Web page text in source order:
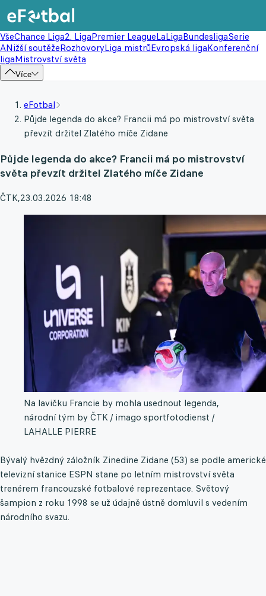
VšeChance Liga2. LigaPremier LeagueLaLigaBundesligaSerie
ANižší soutěžeRozhovoryLiga mistrůEvropská ligaKonferenční
ligaMistrovství světa
Více
eFotbal
Půjde legenda do akce? Francii má po mistrovství světa
převzít držitel Zlatého míče Zidane
Půjde legenda do akce? Francii má po mistrovství
světa převzít držitel Zlatého míče Zidane
ČTK,23.03.2026 18:48
Na lavičku Francie by mohla usednout legenda,
národní tým by ČTK / imago sportfotodienst /
LAHALLE PIERRE
Bývalý hvězdný záložník Zinedine Zidane (53) se podle americké
televizní stanice ESPN stane po letním mistrovství světa
trenérem francouzské fotbalové reprezentace. Světový
šampion z roku 1998 se už údajně ústně domluvil s vedením
národního svazu.